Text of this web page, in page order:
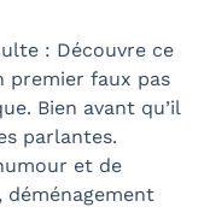
: Découvre ce
premier faux pas
Bien avant qu’il
parlantes.
et de